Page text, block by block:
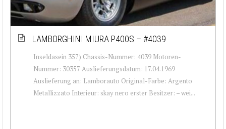
LAMBORGHINI MIURA P400S – #4039
Inseldasein 357) Chassis-Nummer: 4039 Motoren-
Nummer: 30357 Auslieferungsdatum: 17.04.1969
Auslieferung an: Lamborauto Original-Farbe: Argento
Metallizzato Interieur: skay nero erster Besitzer: – wei...